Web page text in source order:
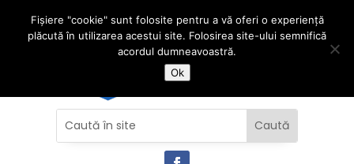
Fișiere "cookie" sunt folosite pentru a vă oferi o experiență
plăcută în utilizarea acestui site. Folosirea site-ului semnifică
acordul dumneavoastră.
Ok